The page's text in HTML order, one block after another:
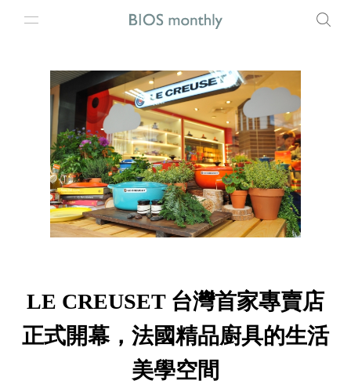
LE CREUSET 台灣首家專賣店
正式開幕，法國精品廚具的生活
美學空間